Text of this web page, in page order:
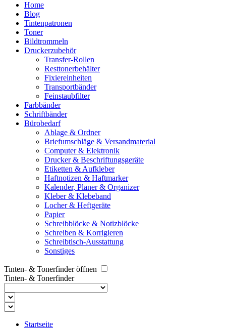
Home
Blog
Tintenpatronen
Toner
Bildtrommeln
Druckerzubehör
Transfer-Rollen
Resttonerbehälter
Fixiereinheiten
Transportbänder
Feinstaubfilter
Farbbänder
Schriftbänder
Bürobedarf
Ablage & Ordner
Briefumschläge & Versandmaterial
Computer & Elektronik
Drucker & Beschriftungsgeräte
Etiketten & Aufkleber
Haftnotizen & Haftmarker
Kalender, Planer & Organizer
Kleber & Klebeband
Locher & Heftgeräte
Papier
Schreibblöcke & Notizblöcke
Schreiben & Korrigieren
Schreibtisch-Ausstattung
Sonstiges
Tinten- & Tonerfinder öffnen
Tinten- & Tonerfinder
Startseite